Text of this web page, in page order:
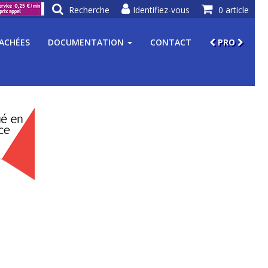
DOCUMENTATION CONTACT PRO
0 article
Identifiez-vous
Recherche